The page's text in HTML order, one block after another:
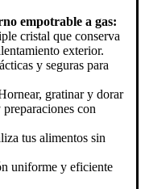
empotrable a gas:
cristal que conserva
exterior.
y seguras para
gratinar y dorar
con
tus alimentos sin
uniforme y eficiente